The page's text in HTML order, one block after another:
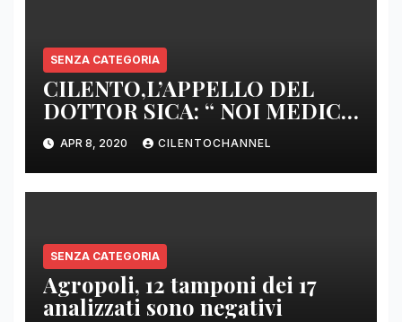
SENZA CATEGORIA
CILENTO,L’APPELLO DEL
DOTTOR SICA: “ NOI MEDICI
DI BASE SIAMO SENZA ARMI
E SENZA PRESIDI”
APR 8, 2020 CILENTOCHANNEL
SENZA CATEGORIA
Agropoli, 12 tamponi dei 17
analizzati sono negativi